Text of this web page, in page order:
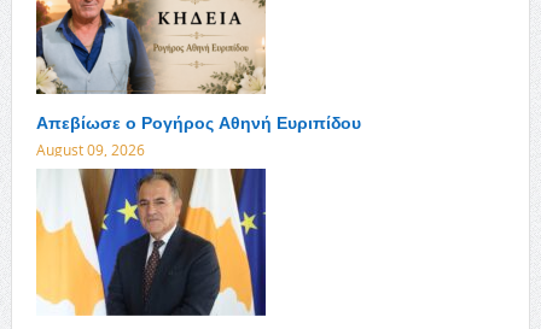
Απεβίωσε ο Ρογήρος Αθηνή Ευριπίδου
August 09, 2026